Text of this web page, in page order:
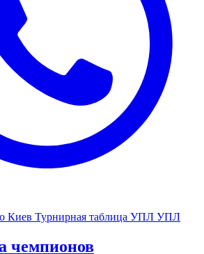
Киев Турнирная таблица УПЛ УПЛ
чемпионов